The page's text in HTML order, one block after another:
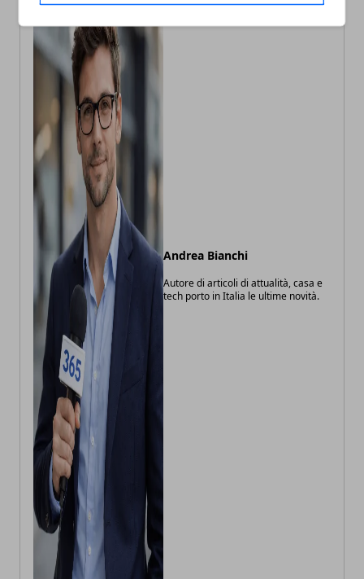
Andrea Bianchi
Autore di articoli di attualità, casa e
tech porto in Italia le ultime novità.